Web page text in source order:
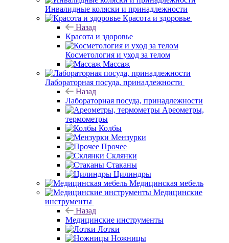
Инвалидные коляски и принадлежности
Красота и здоровье
Назад
Красота и здоровье
Косметология и уход за телом
Массаж
Лабораторная посуда, принадлежности
Назад
Лабораторная посуда, принадлежности
Ареометры,
термометры
Колбы
Мензурки
Прочее
Склянки
Стаканы
Цилиндры
Медицинская мебель
Медицинские
инструменты
Назад
Медицинские инструменты
Лотки
Ножницы